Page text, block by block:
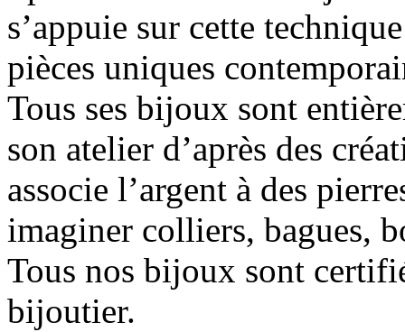
s’appuie sur cette
pièces uniques
Tous ses bijoux sont
son atelier d’après des
associe l’argent à des
imaginer colliers, bagues,
Tous nos bijoux sont
bijoutier.